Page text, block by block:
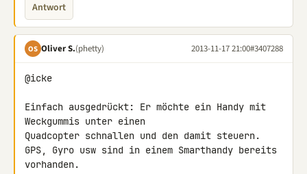
Antwort
OS Oliver S.(phetty) 2013-11-17 21:00#3407288
@icke
Einfach ausgedrückt: Er möchte ein Handy mit
Weckgummis unter einen
Quadcopter schnallen und den damit steuern.
GPS, Gyro usw sind in einem Smarthandy bereits
vorhanden.